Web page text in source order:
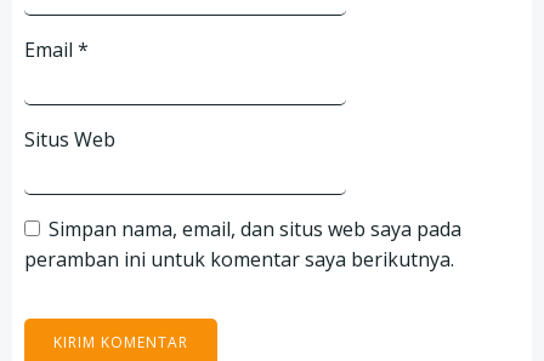
Email *
Situs Web
Simpan nama, email, dan situs web saya pada
peramban ini untuk komentar saya berikutnya.